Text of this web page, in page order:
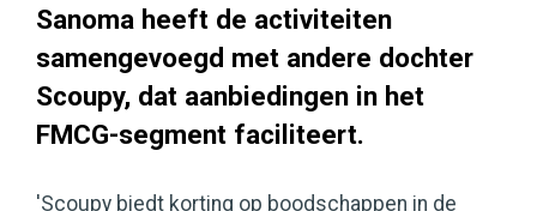
Sanoma heeft de activiteiten
samengevoegd met andere dochter
Scoupy, dat aanbiedingen in het
FMCG-segment faciliteert.
'Scoupy biedt korting op boodschappen in de